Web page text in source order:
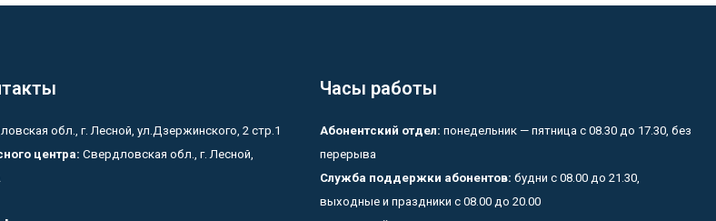
обл., г. Лесной, ул.Дзержинского, 2 стр.1
центра: Свердловская обл., г. Лесной,
Часы работы
Абонентский отдел: понедельник — пятница с 08.30 до 17.30, без
перерыва
Служба поддержки абонентов: будни с 08.00 до 21.30,
выходные и праздники с 08.00 до 20.00